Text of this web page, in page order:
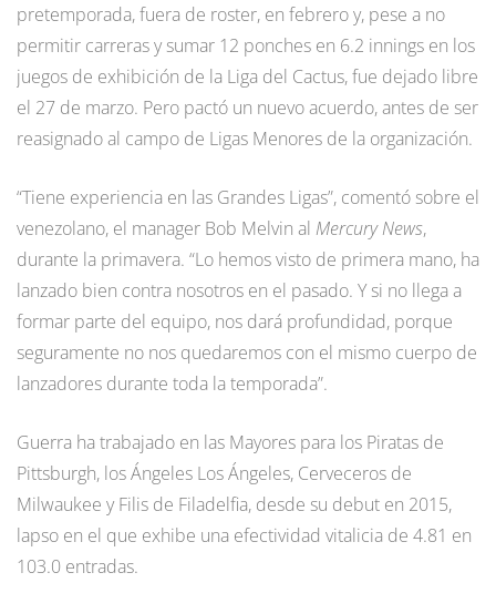
pretemporada, fuera de roster, en febrero y, pese a no
permitir carreras y sumar 12 ponches en 6.2 innings en los
juegos de exhibición de la Liga del Cactus, fue dejado libre
el 27 de marzo. Pero pactó un nuevo acuerdo, antes de ser
reasignado al campo de Ligas Menores de la organización.
“Tiene experiencia en las Grandes Ligas”, comentó sobre el
venezolano, el manager Bob Melvin al Mercury News,
durante la primavera. “Lo hemos visto de primera mano, ha
lanzado bien contra nosotros en el pasado. Y si no llega a
formar parte del equipo, nos dará profundidad, porque
seguramente no nos quedaremos con el mismo cuerpo de
lanzadores durante toda la temporada”.
Guerra ha trabajado en las Mayores para los Piratas de
Pittsburgh, los Ángeles Los Ángeles, Cerveceros de
Milwaukee y Filis de Filadelfia, desde su debut en 2015,
lapso en el que exhibe una efectividad vitalicia de 4.81 en
103.0 entradas.